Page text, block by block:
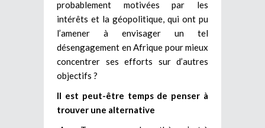
probablement motivées par les
intérêts et la géopolitique, qui ont pu
l’amener à envisager un tel
désengagement en Afrique pour mieux
concentrer ses efforts sur d’autres
objectifs ?
Il est peut-être temps de penser à
trouver une alternative